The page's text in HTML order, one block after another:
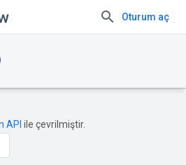
Oturum aç
API ile çevrilmiştir.